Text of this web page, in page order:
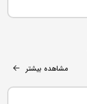
مشاهده بیشتر